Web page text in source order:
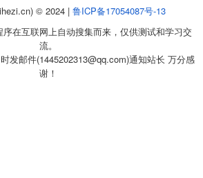
© 2024 | 鲁ICP备17054087号-13
在互联网上自动搜集而来，仅供测试和学习交
流。
发邮件(1445202313@qq.com)通知站长 万分感
谢！